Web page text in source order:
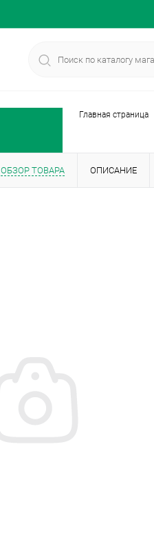
Главная страница
ОБЗОР ТОВАРА ОПИСАНИЕ